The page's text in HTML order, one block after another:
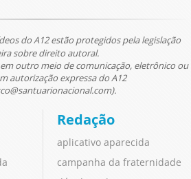
do A12 estão protegidos pela legislação
sobre direito autoral.
outro meio de comunicação, eletrônico ou
autorização expressa do A12
Redação
aplicativo aparecida
campanha da fraternidade